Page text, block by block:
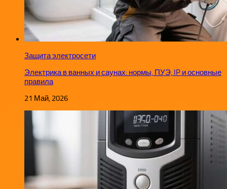
Защита электросети
Электрика в ванных и саунах: нормы, ПУЭ, IP и основные
правила
21 Май, 2026